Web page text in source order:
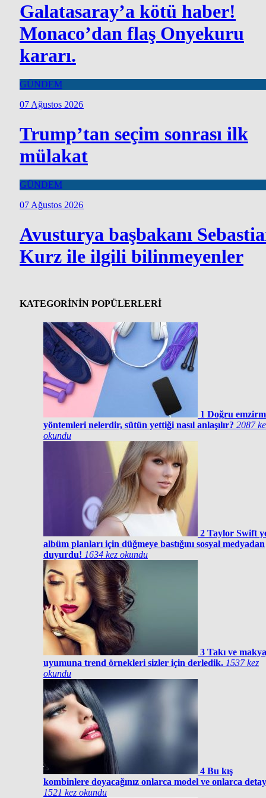
Galatasaray’a kötü haber!
Monaco’dan flaş Onyekuru
kararı.
GÜNDEM
07 Ağustos 2026
Trump’tan seçim sonrası ilk
mülakat
GÜNDEM
07 Ağustos 2026
Avusturya başbakanı
Kurz ile ilgili bilinmeyenler
KATEGORİNİN POPÜLERLERİ
1 Doğru
yöntemleri nelerdir, sütün yettiği nasıl anlaşılır? 2087
okundu
2 Taylor Swift
albüm planları için düğmeye bastığını sosyal medyadan
duyurdu! 1634 kez okundu
3 Takı ve
uyumuna trend örnekleri sizler için derledik. 1537 kez
okundu
4 Bu kış
kombinlere doyacağınız onlarca model ve onlarca
1521 kez okundu